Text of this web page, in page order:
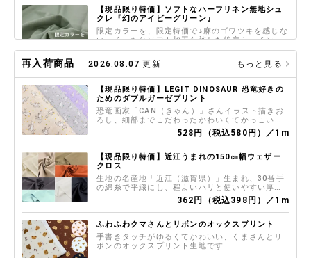
【現品限り特価】ソフトなハーフリネン無地シュ
クレ『幻のアイビーグリーン』
限定カラーを、限定特価で♪麻のゴワツキを感じな
い、くったりソフト加工を施した綿麻シーチング
生地です こちらのカラーのみ「幻のアイビーグリ
ーン」として限定特価で掲載しています (詳しく
は商品詳細ページをご覧くださいませ)
726円（税込798円）／1m
my piece of fabric クリームソーダの60ロー
ンプリント
レトロ喫茶に出てきそうなカフェメニューが手書
き風に描かれた60ローンプリント生地です シャツ
やブラウス、スカートなどのお洋服づくりから、
小物雑貨まで、柄を活かした制作におすすめの商
800円（税込880円）／1m
シーチングプリント un/no「ストライプ×ストロ
ベリー」
クラシカルで落ち着いた色合いのストライプ背景
をベースに、いちご柄を全体に散りばめた上品で
大人かわいい雰囲気のシーチングプリント生地で
す
800円（税込880円）／1m
スケアープリントCountry Floral「Ivy and
Tulips」
【Country Floral collection by NAKAMURA】
美しく、かわいらしいボタニカルパターンがプリ
ントされたスケアープリント生地です
再入荷商品 2026.08.07 更新 もっと見る
【現品限り特価】LEGIT DINOSAUR 恐竜好きの
ためのダブルガーゼプリント
恐竜画家「CAN（きゃん）」さんイラスト描きお
ろし、細部までこだわったかわいくてかっこいい
恐竜柄ダブルガーゼプリント生地です
528円（税込580円）／1m
【現品限り特価】近江うまれの150㎝幅ウェザー
クロス
生地の名産地「近江（滋賀県）」生まれ、30番手
の綿糸で平織にし、程よいハリと使いやすい厚み
に仕上げたウェザークロスです362円（税込398円）／1m
ふわふわクマさんとリボンのオックスプリント
手書きタッチがゆるくてかわいい、くまさんとリ
ボンのオックスプリント生地です